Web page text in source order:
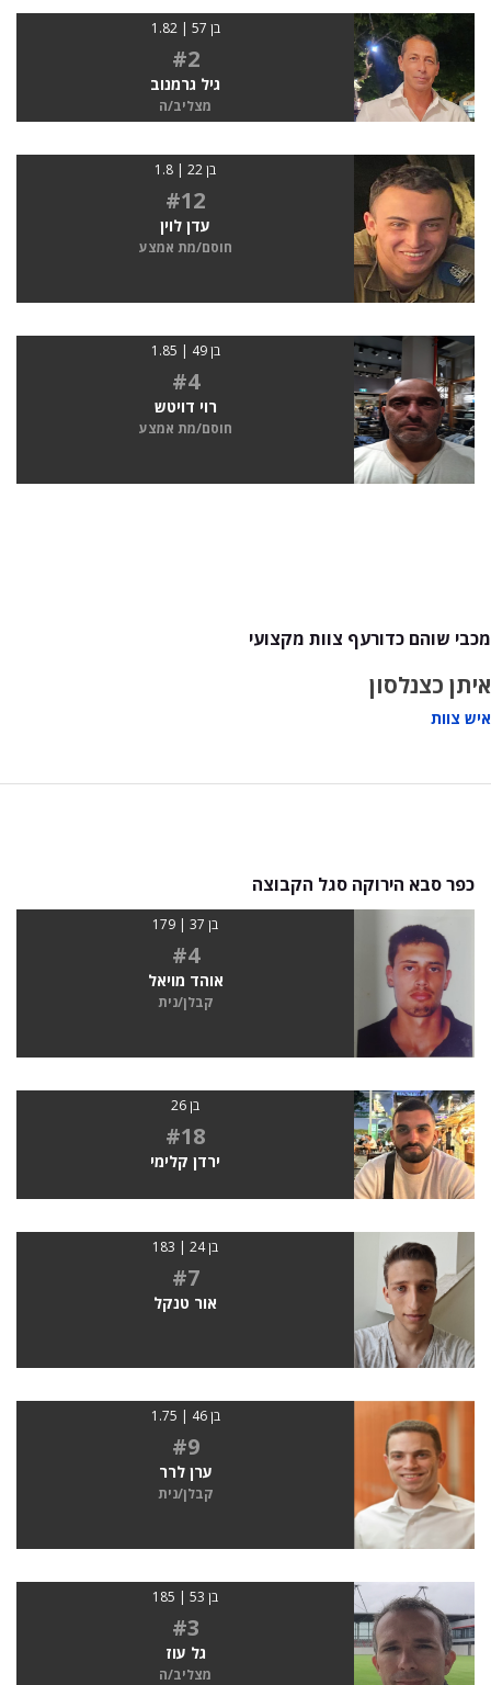
בן 57 | 1.82
#2
גיל גרמנוב
מצליב/ה
בן 22 | 1.8
#12
עדן לוין
חוסם/מת אמצע
בן 49 | 1.85
#4
רוי דויטש
חוסם/מת אמצע
מכבי שוהם כדורעף צוות מקצועי
איתן כצנלסון
איש צוות
כפר סבא הירוקה סגל הקבוצה
בן 37 | 179
#4
אוהד מויאל
קבלן/נית
בן 26
#18
ירדן קלימי
בן 24 | 183
#7
אור טנקל
בן 46 | 1.75
#9
ערן לרר
קבלן/נית
בן 53 | 185
#3
גל עוז
מצליב/ה